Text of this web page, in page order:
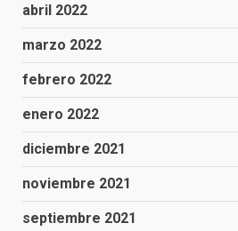
abril 2022
marzo 2022
febrero 2022
enero 2022
diciembre 2021
noviembre 2021
septiembre 2021